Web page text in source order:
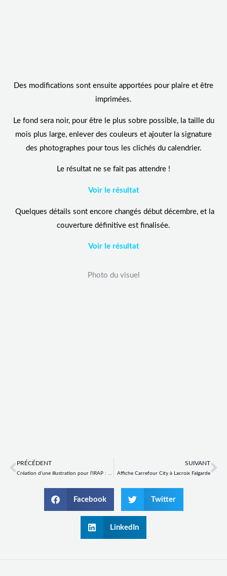
Des modifications sont ensuite apportées pour plaire et être
imprimées.
Le fond sera noir, pour être le plus sobre possible, la taille du
mois plus large, enlever des couleurs et ajouter la signature
des photographes pour tous les clichés du calendrier.
Le résultat ne se fait pas attendre !
Voir le résultat
Quelques détails sont encore changés début décembre, et la
couverture définitive est finalisée.
Voir le résultat
Photo du visuel
Prev
PRÉCÉDENT
Création d’une illustration pour l’IRAP : un « magnétar »
SUIVANT
Affiche Carrefour City à Lacroix Falgarde
Facebook Twitter
LinkedIn